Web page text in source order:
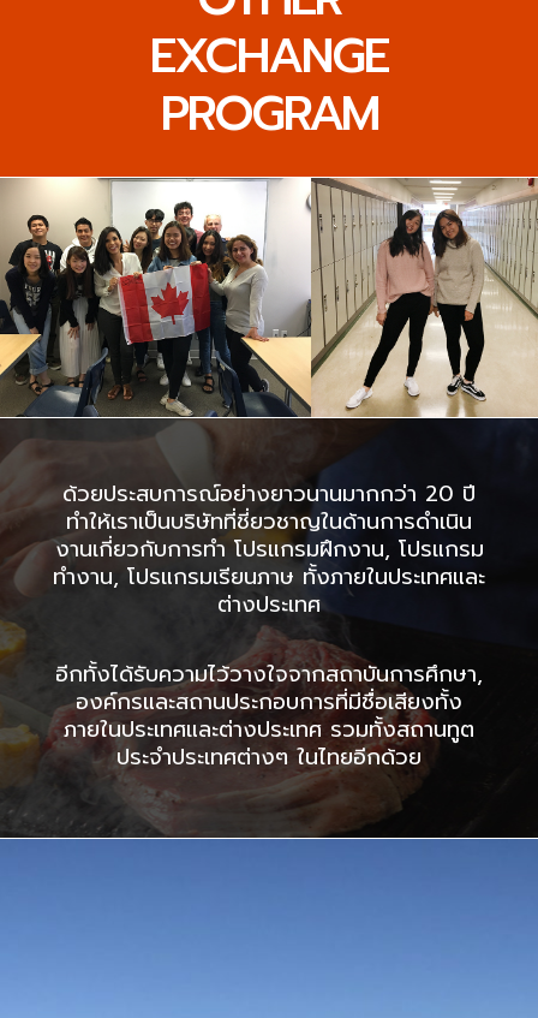
EXCHANGE
PROGRAM
ด้วยประสบการณ์อย่างยาวนานมากกว่า 20 ปี
ทำให้เราเป็นบริษัทที่ชี่ยวชาญในด้านการดำเนิน
งานเกี่ยวกับการทำ โปรแกรมฝึกงาน, โปรแกรม
ทำงาน, โปรแกรมเรียนภาษ ทั้งภายในประเทศและ
ต่างประเทศ
อีกทั้งได้รับความไว้วางใจจากสถาบันการศึกษา,
องค์กรและสถานประกอบการที่มีชื่อเสียงทั้ง
ภายในประเทศและต่างประเทศ รวมทั้งสถานทูต
ประจำประเทศต่างๆ ในไทยอีกด้วย